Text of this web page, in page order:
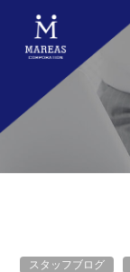
スタッフブログ